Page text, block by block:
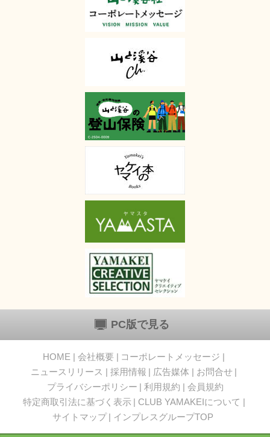
PC版で見る
HOME 会社概要
コーポレートメッセージ
ニュースリリース
採用情報 広告媒体
お問合せ
プライバシーポリシー
利用規約
会員規約
特定商取引法に基づく表示
CLUB YAMAKEIについて
サイトマップ
インプレスグループTOP